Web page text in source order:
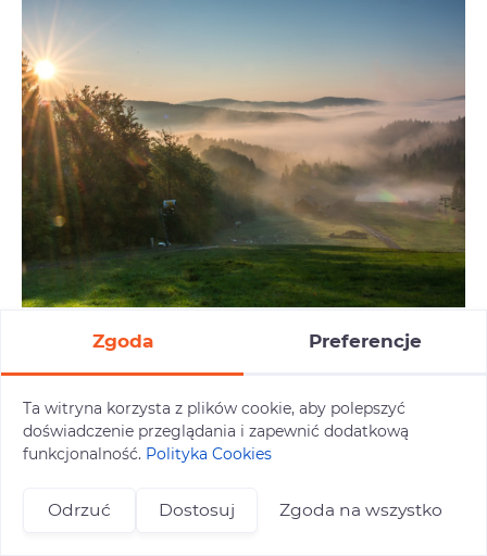
Beskid Sądecki
Na Jaworzynie Krynickiej czekają rozległe
panoramy gór, a łagodne szlaki prowadzą
przez malownicze grzbiety i lasy. Spacer
po Krynicy-Zdroju pozwala poczuć
architekturę i historyczne zaułki.
Zgoda Preferencje
Ta witryna korzysta z plików cookie, aby polepszyć
doświadczenie przeglądania i zapewnić dodatkową
funkcjonalność. Polityka Cookies
Odrzuć Dostosuj Zgoda na wszystko